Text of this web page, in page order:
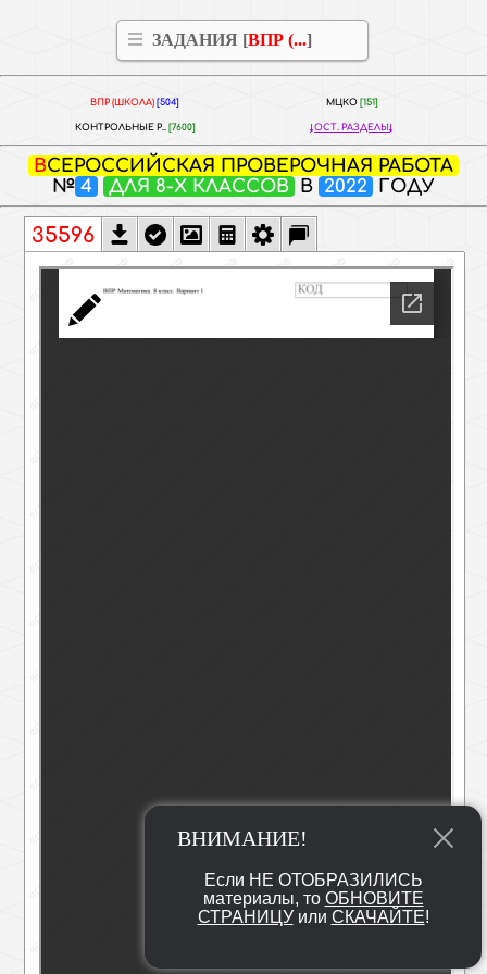
ВНИМАНИЕ!
Если НЕ ОТОБРАЗИЛИСЬ
материалы, то ОБНОВИТЕ
СТРАНИЦУ или СКАЧАЙТЕ!
ЗАДАНИЯ [ВПР (...]
ВПР (ШКОЛА) [504] МЦКО [151]
КОНТРОЛЬНЫЕ Р.. [7600] ОСТ. РАЗДЕЛЫ
ВСЕРОССИЙСКАЯ ПРОВЕРОЧНАЯ РАБОТА
№ 4 ДЛЯ 8-Х КЛАССОВ В 2022 ГОДУ
35596